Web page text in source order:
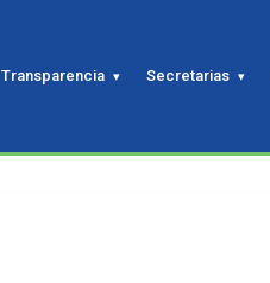
Transparencia Secretarias